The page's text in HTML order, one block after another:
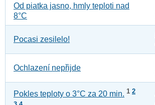
Od piatka jasno, hmly teploti nad
8°C
Pocasi zesilelo!
Ochlazení nepřijde
Pokles teploty o 3°C za 20 min. 1 2